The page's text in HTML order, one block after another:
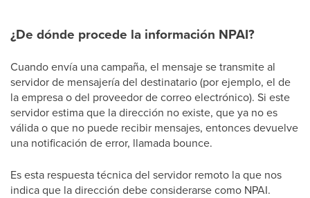
¿De dónde procede la información NPAI?
Cuando envía una campaña, el mensaje se transmite al
servidor de mensajería del destinatario (por ejemplo, el de
la empresa o del proveedor de correo electrónico). Si este
servidor estima que la dirección no existe, que ya no es
válida o que no puede recibir mensajes, entonces devuelve
una notificación de error, llamada bounce.
Es esta respuesta técnica del servidor remoto la que nos
indica que la dirección debe considerarse como NPAI.